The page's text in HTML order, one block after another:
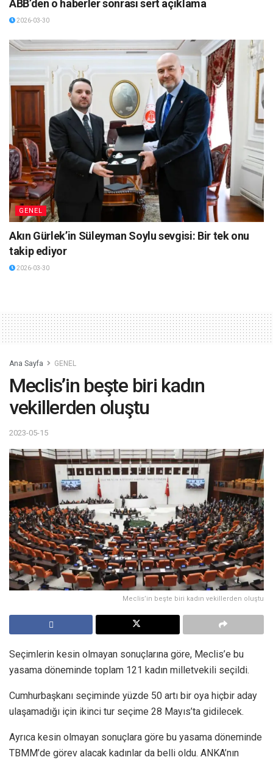
ABB’den o haberler sonrası sert açıklama
2026-03-30
GENEL
Akın Gürlek’in Süleyman Soylu sevgisi: Bir tek onu
takip ediyor
2026-03-30
Ana Sayfa GENEL
Meclis’in beşte biri kadın
vekillerden oluştu
2023-05-15
Meclis’in beşte biri kadın vekillerden oluştu
Seçimlerin kesin olmayan sonuçlarına göre, Meclis’e bu
yasama döneminde toplam 121 kadın milletvekili seçildi.
Cumhurbaşkanı seçiminde yüzde 50 artı bir oya hiçbir aday
ulaşamadığı için ikinci tur seçime 28 Mayıs’ta gidilecek.
Ayrıca kesin olmayan sonuçlara göre bu yasama döneminde
TBMM’de görev alacak kadınlar da belli oldu. ANKA’nın